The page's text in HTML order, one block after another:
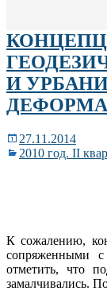
И
27.11.2014
2010 год. II
К сожалению,
сопряженными
отметить, что
замалчивались.